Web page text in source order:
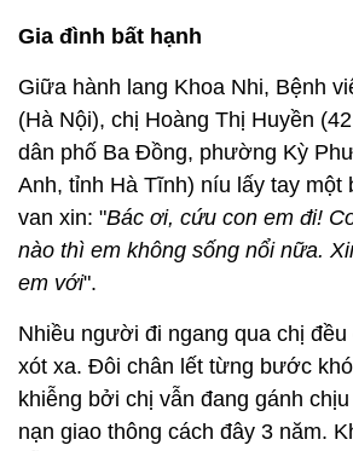
Gia đình bất hạnh
Giữa hành lang Khoa Nhi, Bệnh
(Hà Nội), chị Hoàng Thị Huyền
dân phố Ba Đồng, phường Kỳ
Anh, tỉnh Hà Tĩnh) níu lấy tay một
van xin: "Bác ơi, cứu con em đi!
nào thì em không sống nổi nữa.
em với".
Nhiều người đi ngang qua chị
xót xa. Đôi chân lết từng bước
khiễng bởi chị vẫn đang gánh
nạn giao thông cách đây 3 năm.